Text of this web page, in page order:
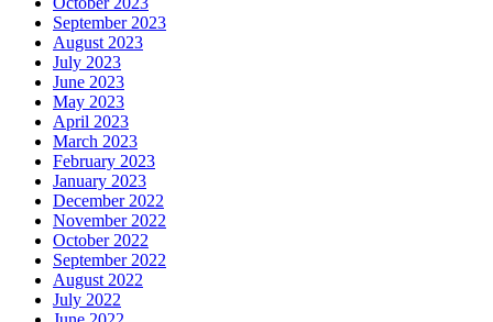
September 2023
August 2023
July 2023
June 2023
May 2023
April 2023
March 2023
February 2023
January 2023
December 2022
November 2022
October 2022
September 2022
August 2022
July 2022